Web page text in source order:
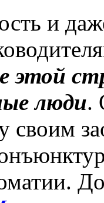
и
этой
люди.
своим